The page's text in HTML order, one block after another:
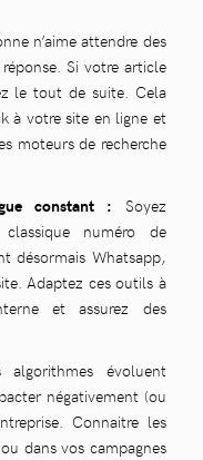
n’aime attendre des
Si votre article
le tout de suite. Cela
à votre site en ligne et
moteurs de recherche
constant : Soyez
numéro de
désormais Whatsapp,
Adaptez ces outils à
et assurez des
algorithmes évoluent
négativement (ou
Connaitre les
dans vos campagnes